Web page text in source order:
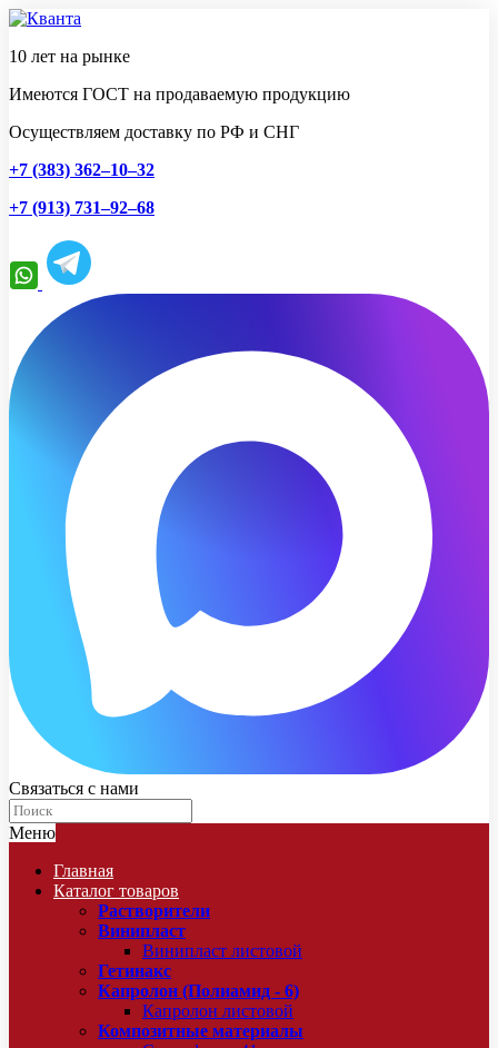
10 лет на рынке
Имеются ГОСТ на продаваемую продукцию
Осуществляем доставку по РФ и СНГ
+7 (383) 362–10–32
+7 (913) 731–92–68
Связаться с нами
Меню
Главная
Каталог товаров
Растворители
Винипласт
Винипласт листовой
Гетинакс
Капролон (Полиамид - 6)
Капролон листовой
Композитные материалы